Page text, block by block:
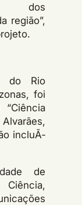
dos
região”,
do Rio
foi
incluÃ­
de